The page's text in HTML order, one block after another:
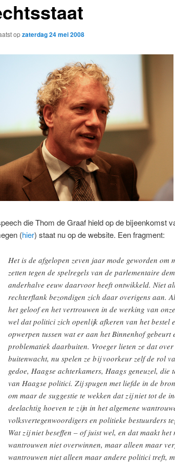
opzaterdag 24 mei 2008
die Thom de Graaf hield op de bijeenkomst
(hier) staat nu op de website. Een fragment:
Het is de afgelopen zeven jaar mode geworden om
zetten tegen de spelregels van de parlementaire
anderhalve eeuw daarvoor heeft ontwikkeld. Niet
rechterflank bezondigen zich daar overigens aan.
het geloof en het vertrouwen in de werking van
wel dat politici zich openlijk afkeren van het bestel
opwerpen tussen wat er aan het Binnenhof gebeurt
problematiek daarbuiten. Vroeger lieten ze dat
buitenwacht, nu spelen ze bij voorkeur zelf de rol
gedoe, Haagse achterkamers, Haags geneuzel, die
van Haagse politici. Zij spugen met liefde in de
om maar de suggestie te wekken dat zij niet tot de
deelachtig hoeven te zijn in het algemene
volksvertegenwoordigers en politieke bestuurders
Wat zij niet beseffen – of juist wel, en dat maakt
wantrouwen niet overwinnen, maar alleen maar
wantrouwen niet alleen maar andere politici treft,